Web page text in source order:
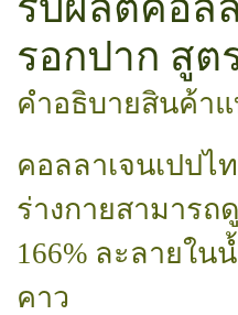
รอกปาก สูต
คำอธิบายสินค้า
คอลลาเจนเปป
ร่างกายสามารถ
166% ละลายใน
คาว